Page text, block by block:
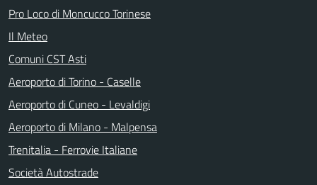
Pro Loco di Moncucco Torinese
Il Meteo
Comuni CST Asti
Aeroporto di Torino - Caselle
Aeroporto di Cuneo - Levaldigi
Aeroporto di Milano - Malpensa
Trenitalia - Ferrovie Italiane
Società Autostrade